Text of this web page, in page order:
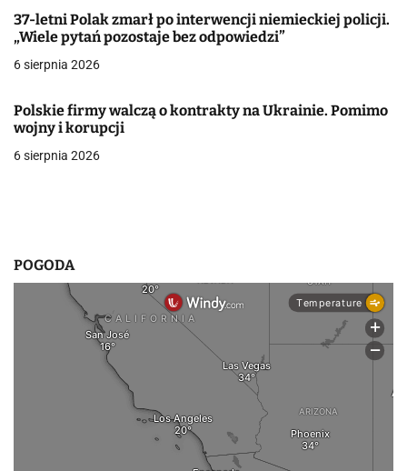
p
i
u
37-letni Polak zmarł po interwencji niemieckiej policji.
„Wiele pytań pozostaje bez odpowiedzi”
6 sierpnia 2026
Polskie firmy walczą o kontrakty na Ukrainie. Pomimo
wojny i korupcji
6 sierpnia 2026
POGODA